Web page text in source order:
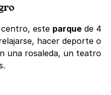
centro, este parque de 4
hacer deporte o
una rosaleda, un teatro